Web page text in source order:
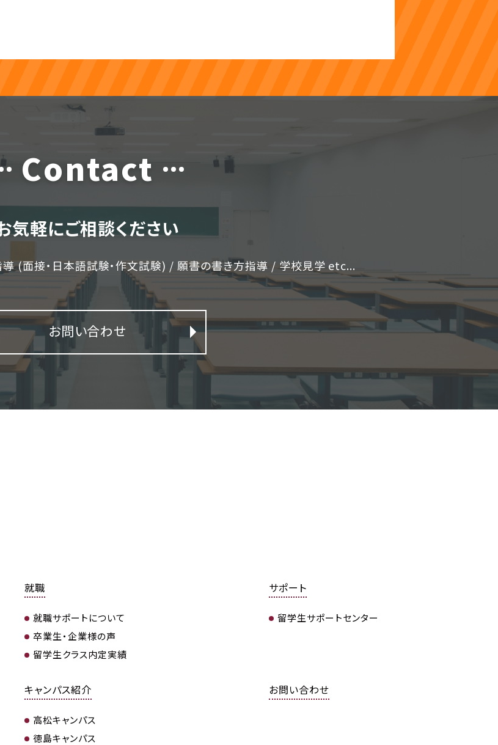
Contact
気軽にご相談ください
(面接・日本語試験・作文試験) / 願書の書き方指導 / 学校見学 etc...
お問い合わせ
就職
就職サポートについて
卒業生・企業様の声
留学生クラス内定実績
サポート
留学生サポートセンター
キャンパス紹介
高松キャンパス
徳島キャンパス
お問い合わせ